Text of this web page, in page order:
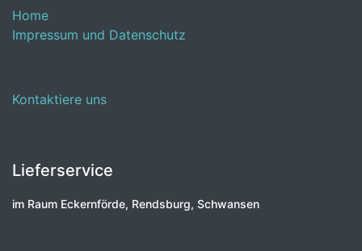
Home
Impressum und Datenschutz
Kontaktiere uns
Lieferservice
im Raum Eckernförde, Rendsburg, Schwansen